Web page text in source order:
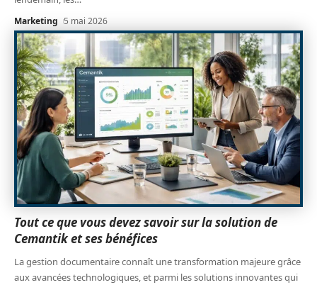
Marketing 5 mai 2026
Tout ce que vous devez savoir sur la solution de
Cemantik et ses bénéfices
La gestion documentaire connaît une transformation majeure grâce
aux avancées technologiques, et parmi les solutions innovantes qui